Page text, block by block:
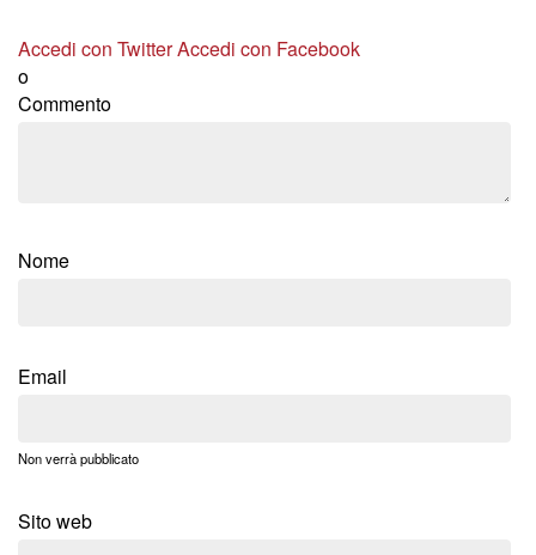
Accedi con TwitterAccedi con Facebook
o
Commento
Nome
Email
Non verrà pubblicato
Sito web